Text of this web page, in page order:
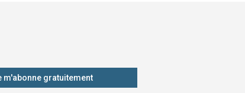
m'abonne gratuitement